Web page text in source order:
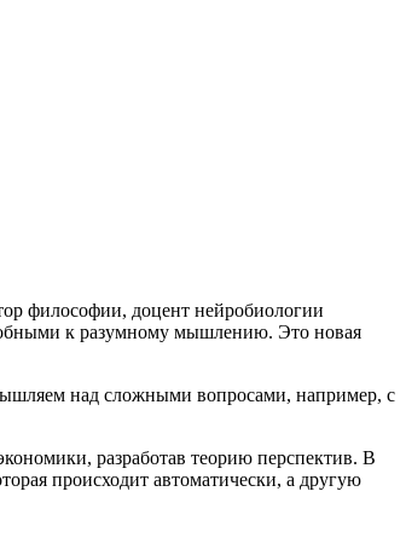
философии, доцент нейробиологии
к разумному мышлению. Это новая
над сложными вопросами, например, с
разработав теорию перспектив. В
происходит автоматически, а другую